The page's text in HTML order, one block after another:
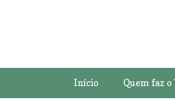
Início Quem faz o